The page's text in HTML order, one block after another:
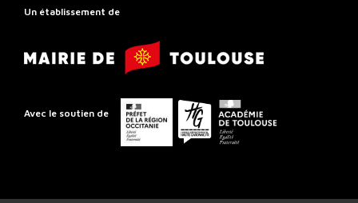
Régional
Toulouse
Un établissement de
Mairie
de
Avec le soutien de
de
la
Conseil
départemental
Académie
de